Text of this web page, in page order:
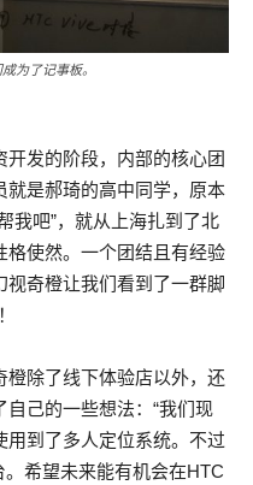
为了记事板。
开发的阶段，内部的核心团
就是郝琦的高中同学，原本
我吧”，就从上海扎到了北
格使然。一个团结且有经验
视奇橙让我们看到了一群脚
除了线下体验店以外，还
己的一些想法：“我们现
到了多人定位系统。不过
希望未来能有机会在HTC